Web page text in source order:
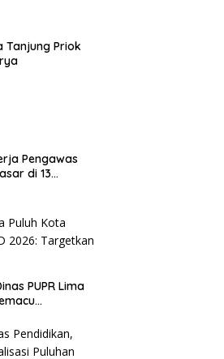
Tanjung Priok
Pengawas
di 13
Maju
PUPR Lima
Akhir